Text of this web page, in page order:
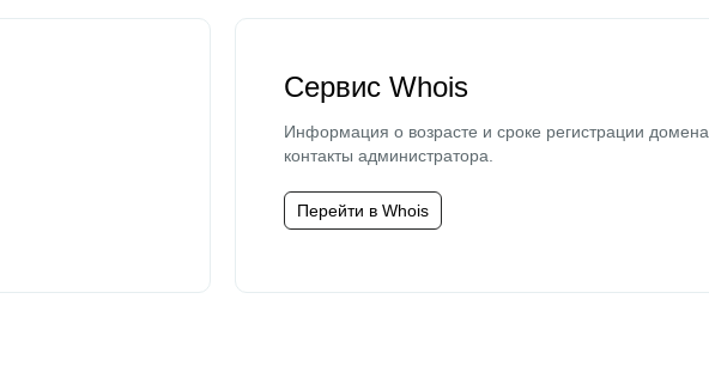
Сервис Whois
Информация о возрасте и сроке регистрации домена,
контакты администратора.
Перейти в Whois